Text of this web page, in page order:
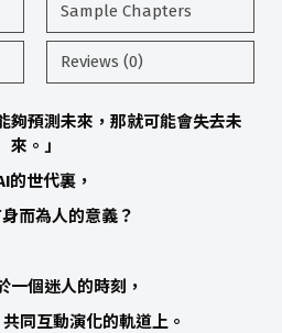
Sample Chapters
Reviews (0)
夠預測未來，那就可能會失去未
來。」
的世代裏，
而為人的意義？
一個迷人的時刻，
同互動演化的軌道上。